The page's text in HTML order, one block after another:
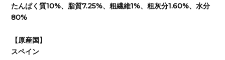
たんぱく質10%、脂質7.25%、粗繊維1%、粗灰分1.60%、水分
80%
【原産国】
スペイン